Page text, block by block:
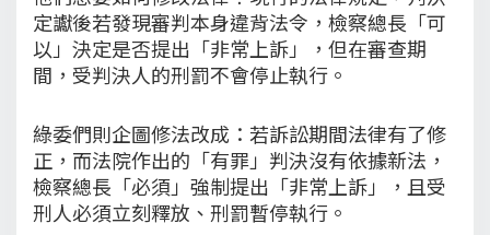
定讞後若發現審判本身違背法令，檢察總長「可
以」決定是否提出「非常上訴」，但在審查期
間，受判決人的刑罰不會停止執行。
綠委們則企圖修法改成：若訴訟期間法律有了修
正，而法院作出的「有罪」判決沒有依據新法，
檢察總長「必須」強制提出「非常上訴」，且受
刑人必須立刻釋放、刑罰暫停執行。